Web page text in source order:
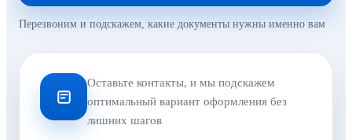
Перезвоним и подскажем, какие документы нужны именно вам
Оставьте контакты, и мы подскажем
оптимальный вариант оформления без
лишних шагов